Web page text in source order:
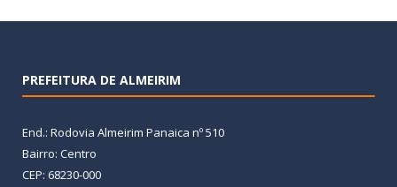
PREFEITURA DE ALMEIRIM
End.: Rodovia Almeirim Panaica nº 510
Bairro: Centro
CEP: 68230-000